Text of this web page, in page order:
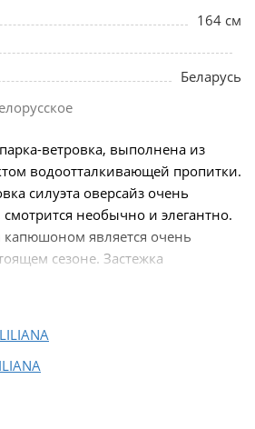
164 см
Беларусь
ветровка, выполнена из
водоотталкивающей пропитки.
силуэта оверсайз очень
необычно и элегантно.
является очень
сезоне. Застежка